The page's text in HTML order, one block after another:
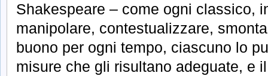
Shakespeare – come ogni classico,
manipolare, contestualizzare,
buono per ogni tempo, ciascuno lo
misure che gli risultano adeguate, e